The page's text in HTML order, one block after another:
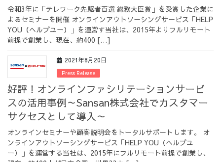
令和3年に「テレワーク先駆者百選 総務大臣賞」を受賞した企業に
よるセミナーを開催 オンラインアウトソーシングサービス「HELP
YOU（ヘルプユー）」を運営す当社は、2015年よりフルリモート
前提で創業し、現在、約400 […]
2021年8月20日
Press Release
好評！オンラインファシリテーションサービ
スの活用事例～Sansan株式会社でカスタマー
サクセスとして導入～
オンラインセミナーや顧客説明会をトータルサポートします。 オ
ンラインアウトソーシングサービス「HELP YOU（ヘルプユ
ー）」を運営する当社は、2015年にフルリモート前提で創業し、